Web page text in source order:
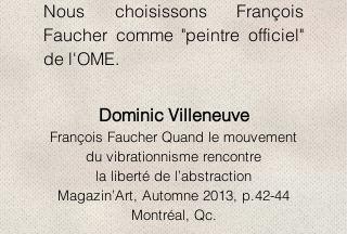
Nous choisissons François
Faucher comme "peintre officiel"
de l'OME.
Dominic Villeneuve
François Faucher Quand le mouvement
du vibrationnisme rencontre
la liberté de l’abstraction
Magazin’Art, Automne 2013, p.42-44
Montréal, Qc.